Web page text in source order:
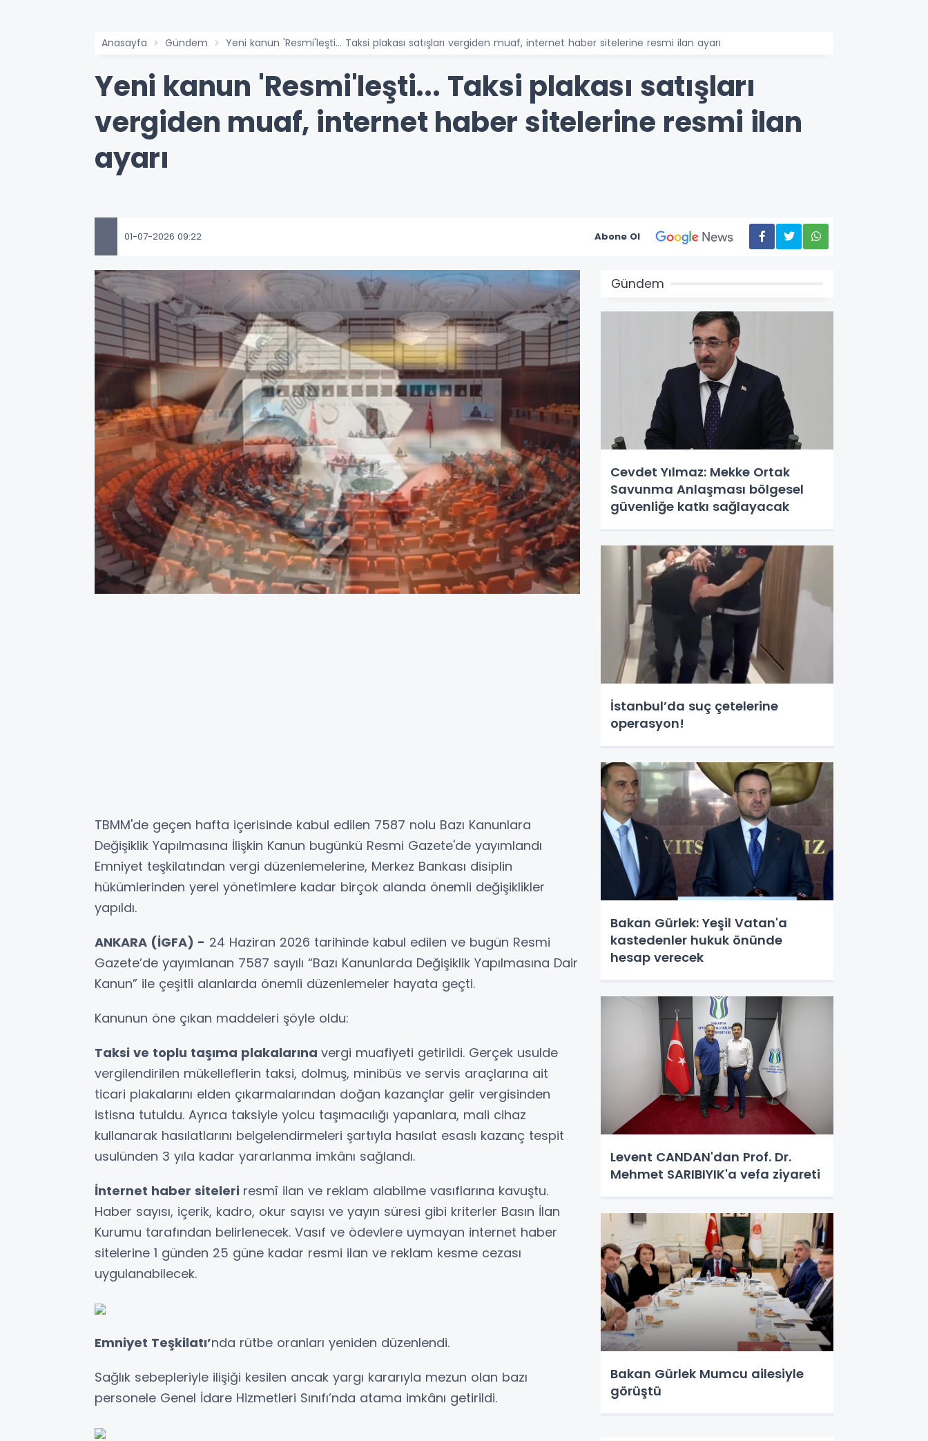
Anasayfa Gündem Yeni kanun 'Resmi'leşti... Taksi plakası satışları vergiden muaf, internet haber sitelerine resmi ilan ayarı
Yeni kanun 'Resmi'leşti... Taksi plakası satışları
vergiden muaf, internet haber sitelerine resmi ilan
ayarı
01-07-2026 09:22 Abone Ol
TBMM'de geçen hafta içerisinde kabul edilen 7587 nolu Bazı Kanunlara
Değişiklik Yapılmasına İlişkin Kanun bugünkü Resmi Gazete'de yayımlandı
Emniyet teşkilatından vergi düzenlemelerine, Merkez Bankası disiplin
hükümlerinden yerel yönetimlere kadar birçok alanda önemli değişiklikler
yapıldı.
ANKARA (İGFA) - 24 Haziran 2026 tarihinde kabul edilen ve bugün Resmi
Gazete’de yayımlanan 7587 sayılı “Bazı Kanunlarda Değişiklik Yapılmasına Dair
Kanun” ile çeşitli alanlarda önemli düzenlemeler hayata geçti.
Kanunun öne çıkan maddeleri şöyle oldu:
Taksi ve toplu taşıma plakalarına vergi muafiyeti getirildi. Gerçek usulde
vergilendirilen mükelleflerin taksi, dolmuş, minibüs ve servis araçlarına ait
ticari plakalarını elden çıkarmalarından doğan kazançlar gelir vergisinden
istisna tutuldu. Ayrıca taksiyle yolcu taşımacılığı yapanlara, mali cihaz
kullanarak hasılatlarını belgelendirmeleri şartıyla hasılat esaslı kazanç tespit
usulünden 3 yıla kadar yararlanma imkânı sağlandı.
İnternet haber siteleri resmî ilan ve reklam alabilme vasıflarına kavuştu.
Haber sayısı, içerik, kadro, okur sayısı ve yayın süresi gibi kriterler Basın İlan
Kurumu tarafından belirlenecek. Vasıf ve ödevlere uymayan internet haber
sitelerine 1 günden 25 güne kadar resmi ilan ve reklam kesme cezası
uygulanabilecek.
Emniyet Teşkilatı’nda rütbe oranları yeniden düzenlendi.
Sağlık sebepleriyle ilişiği kesilen ancak yargı kararıyla mezun olan bazı
personele Genel İdare Hizmetleri Sınıfı’nda atama imkânı getirildi.
Gündem
Cevdet Yılmaz: Mekke Ortak
Savunma Anlaşması bölgesel
güvenliğe katkı sağlayacak
İstanbul’da suç çetelerine
operasyon!
Bakan Gürlek: Yeşil Vatan'a
kastedenler hukuk önünde
hesap verecek
Levent CANDAN'dan Prof. Dr.
Mehmet SARIBIYIK'a vefa ziyareti
Bakan Gürlek Mumcu ailesiyle
görüştü